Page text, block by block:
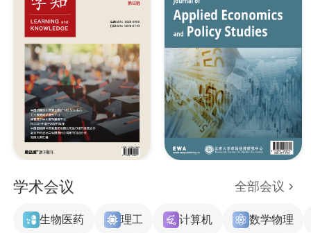
学术会议 全部会议
生物医药 理工 计算机 数学物理